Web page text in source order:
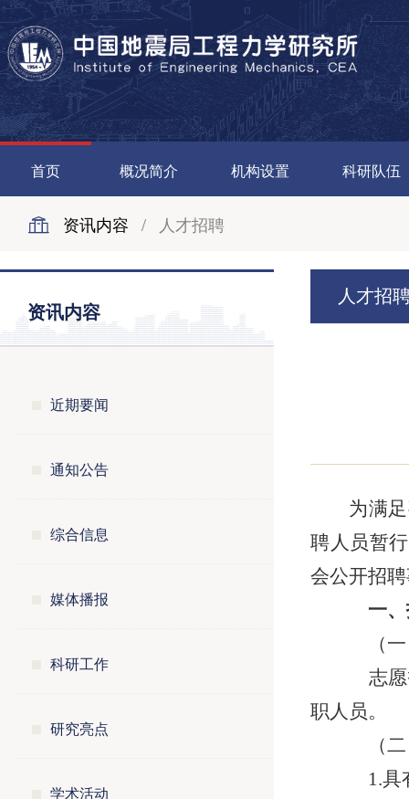
首页 概况简介 机构设置 科研队伍
资讯内容 / 人才招聘
资讯内容
近期要闻
通知公告
综合信息
媒体播报
科研工作
研究亮点
学术活动
人才招
为满
聘人员暂
会公开招
一、
（一
志愿
职人员。
（二
1.具